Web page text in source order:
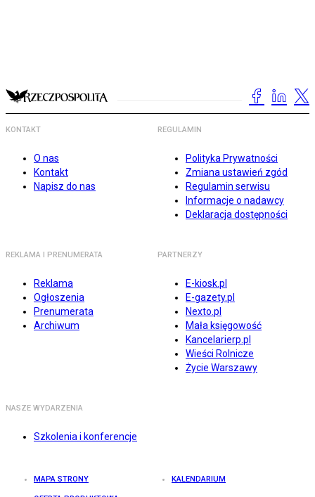
KONTAKT
O nas
Kontakt
Napisz do nas
REGULAMIN
Polityka Prywatności
Zmiana ustawień zgód
Regulamin serwisu
Informacje o nadawcy
Deklaracja dostępności
REKLAMA I PRENUMERATA
Reklama
Ogłoszenia
Prenumerata
Archiwum
PARTNERZY
E-kiosk.pl
E-gazety.pl
Nexto.pl
Mała księgowość
Kancelarierp.pl
Wieści Rolnicze
Życie Warszawy
NASZE WYDARZENIA
Szkolenia i konferencje
MAPA STRONY KALENDARIUM